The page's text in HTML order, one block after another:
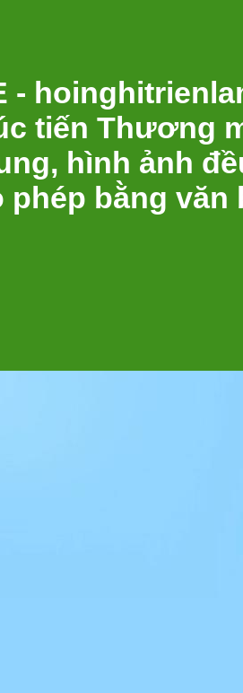
-
tiến Thương
hình ảnh
phép bằng văn